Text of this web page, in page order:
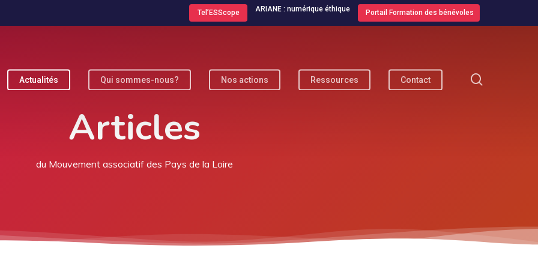
Tel’ESScope ARIANE : numérique éthique Portail Formation des bénévoles
fermer
Actualités Qui sommes-nous? Nos actions Ressources Contact
Articles
du Mouvement associatif des Pays de la Loire